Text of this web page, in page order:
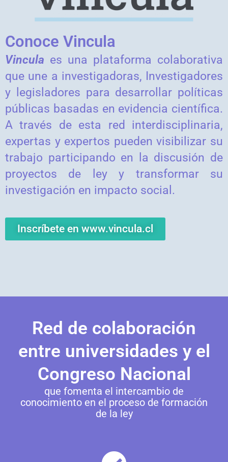
Conoce Vincula
Vincula es una plataforma colaborativa
que une a investigadoras, Investigadores
y legisladores para desarrollar políticas
públicas basadas en evidencia científica.
A través de esta red interdisciplinaria,
expertas y expertos pueden visibilizar su
trabajo participando en la discusión de
proyectos de ley y transformar su
investigación en impacto social.
Inscríbete en www.vincula.cl
Red de colaboración
entre universidades y el
Congreso Nacional
que fomenta el intercambio de
conocimiento en el proceso de formación
de la ley